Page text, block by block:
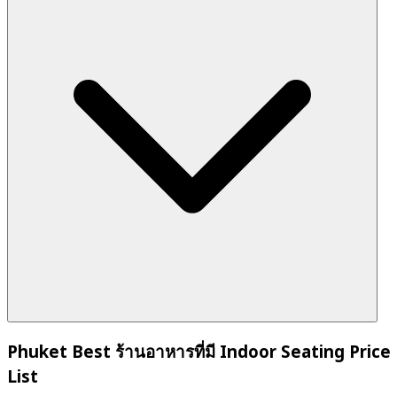
Phuket Best ร้านอาหารที่มี Indoor Seating Price
List